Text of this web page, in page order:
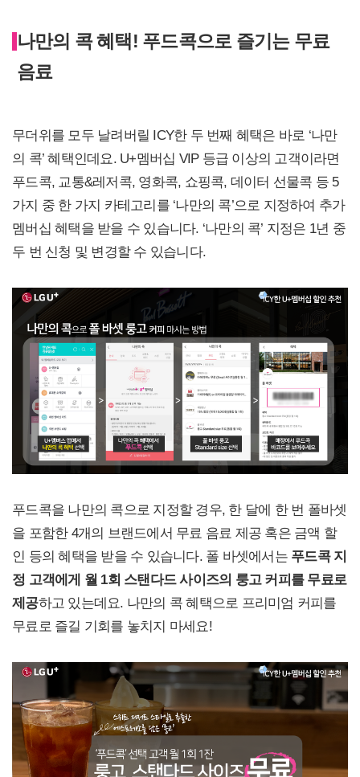
나만의 콕 혜택! 푸드콕으로 즐기는 무료
음료
무더위를 모두 날려버릴 ICY한 두 번째 혜택은 바로 ‘나만
의 콕’ 혜택인데요. U+멤버십 VIP 등급 이상의 고객이라면
푸드콕, 교통&레저콕, 영화콕, 쇼핑콕, 데이터 선물콕 등 5
가지 중 한 가지 카테고리를 ‘나만의 콕’으로 지정하여 추가
멤버십 혜택을 받을 수 있습니다. ‘나만의 콕’ 지정은 1년 중
두 번 신청 및 변경할 수 있습니다.
푸드콕을 나만의 콕으로 지정할 경우, 한 달에 한 번 폴바셋
을 포함한 4개의 브랜드에서 무료 음료 제공 혹은 금액 할
인 등의 혜택을 받을 수 있습니다. 폴 바셋에서는 푸드콕 지
정 고객에게 월 1회 스탠다드 사이즈의 룽고 커피를 무료로
제공하고 있는데요. 나만의 콕 혜택으로 프리미엄 커피를
무료로 즐길 기회를 놓치지 마세요!